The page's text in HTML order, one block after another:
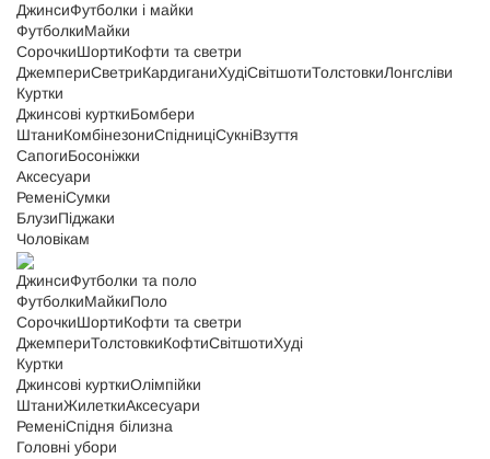
ДжинсиФутболки і майки
ФутболкиМайки
СорочкиШортиКофти та светри
ДжемпериСветриКардиганиХудіСвітшотиТолстовкиЛонгсліви
Куртки
Джинсові курткиБомбери
ШтаниКомбінезониСпідниціСукніВзуття
СапогиБосоніжки
Аксесуари
РеменіСумки
БлузиПіджаки
Чоловікам
ДжинсиФутболки та поло
ФутболкиМайкиПоло
СорочкиШортиКофти та светри
ДжемпериТолстовкиКофтиСвітшотиХуді
Куртки
Джинсові курткиОлімпійки
ШтаниЖилеткиАксесуари
РеменіСпідня білизна
Головні убори